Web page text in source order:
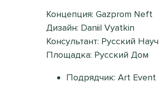
Концепция: Gazprom Neft
Дизайн: Daniil Vyatkin
Консультант: Русский
Площадка: Русский Дом
Подрядчик: Art Event